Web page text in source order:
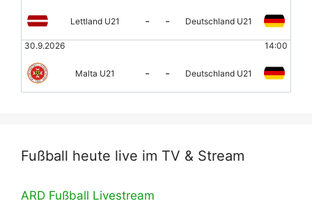
Lettland U21 - - Deutschland U21
30.9.2026 14:00
Malta U21 - - Deutschland U21
Fußball heute live im TV & Stream
ARD Fußball Livestream